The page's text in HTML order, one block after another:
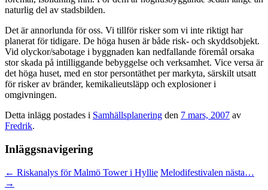
naturlig del av stadsbilden.
Det är annorlunda för oss. Vi tillför risker som vi inte riktigt har
planerat för tidigare. De höga husen är både risk- och skyddsobjekt.
Vid olyckor/sabotage i byggnaden kan nedfallande föremål orsaka
stor skada på intilliggande bebyggelse och verksamhet. Vice versa är
det höga huset, med en stor persontäthet per markyta, särskilt utsatt
för risker av bränder, kemikalieutsläpp och explosioner i
omgivningen.
Detta inlägg postades i Samhällsplanering den 7 mars, 2007 av
Fredrik.
Inläggsnavigering
← Riskanalys för Malmö Tower i Hyllie Melodifestivalen nästa…
→